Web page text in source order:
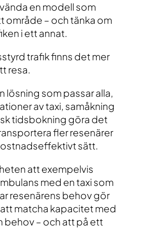
en modell som
område – och tänka om
i ett annat.
trafik finns det mer
resa.
lösning som passar alla,
av taxi, samåkning
tidsbokning göra det
fler resenärer
sätt.
att exempelvis
med en taxi som
resenärens behov gör
matcha kapacitet med
behov – och att på ett